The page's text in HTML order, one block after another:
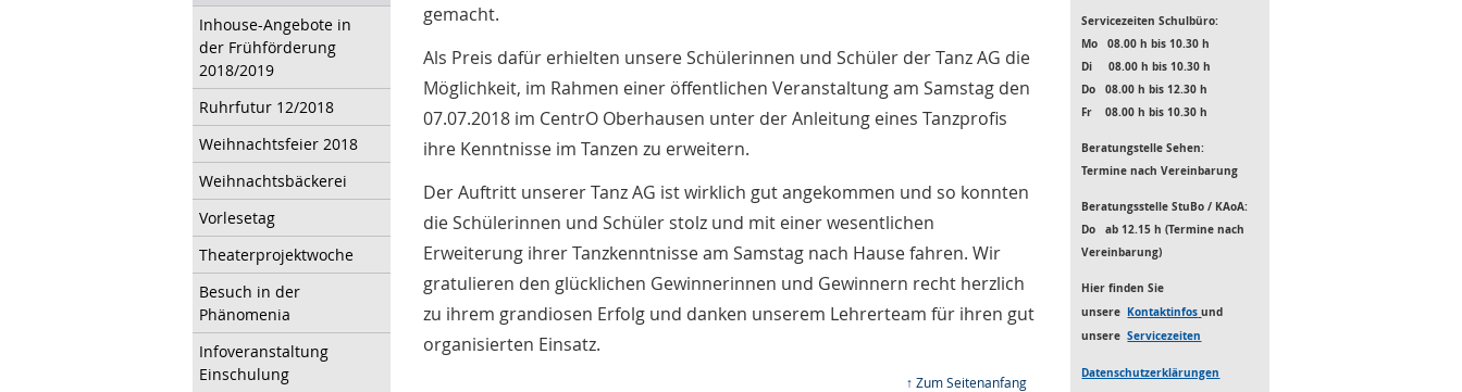
Inhouse-Angebote in
der Frühförderung
2018/2019
Ruhrfutur 12/2018
Weihnachtsfeier 2018
Weihnachtsbäckerei
Vorlesetag
Theaterprojektwoche
Besuch in der
Phänomenia
Infoveranstaltung
Einschulung
gemacht.
Als Preis dafür erhielten unsere Schülerinnen und Schüler der Tanz AG die
Möglichkeit, im Rahmen einer öffentlichen Veranstaltung am Samstag den
07.07.2018 im CentrO Oberhausen unter der Anleitung eines Tanzprofis
ihre Kenntnisse im Tanzen zu erweitern.
Der Auftritt unserer Tanz AG ist wirklich gut angekommen und so konnten
die Schülerinnen und Schüler stolz und mit einer wesentlichen
Erweiterung ihrer Tanzkenntnisse am Samstag nach Hause fahren. Wir
gratulieren den glücklichen Gewinnerinnen und Gewinnern recht herzlich
zu ihrem grandiosen Erfolg und danken unserem Lehrerteam für ihren gut
organisierten Einsatz.
↑ Zum Seitenanfang
Servicezeiten Schulbüro:
Mo08.00 h bis 10.30 h
Di 08.00 h bis 10.30 h
Do 08.00 h bis 12.30 h
Fr 08.00 h bis 10.30 h
Beratungstelle Sehen:
Termine nach Vereinbarung
Beratungsstelle StuBo / KAoA:
Do ab 12.15 h (Termine nach
Vereinbarung)
Hier finden Sie
unsere Kontaktinfos und
unsereServicezeiten
Datenschutzerklärungen